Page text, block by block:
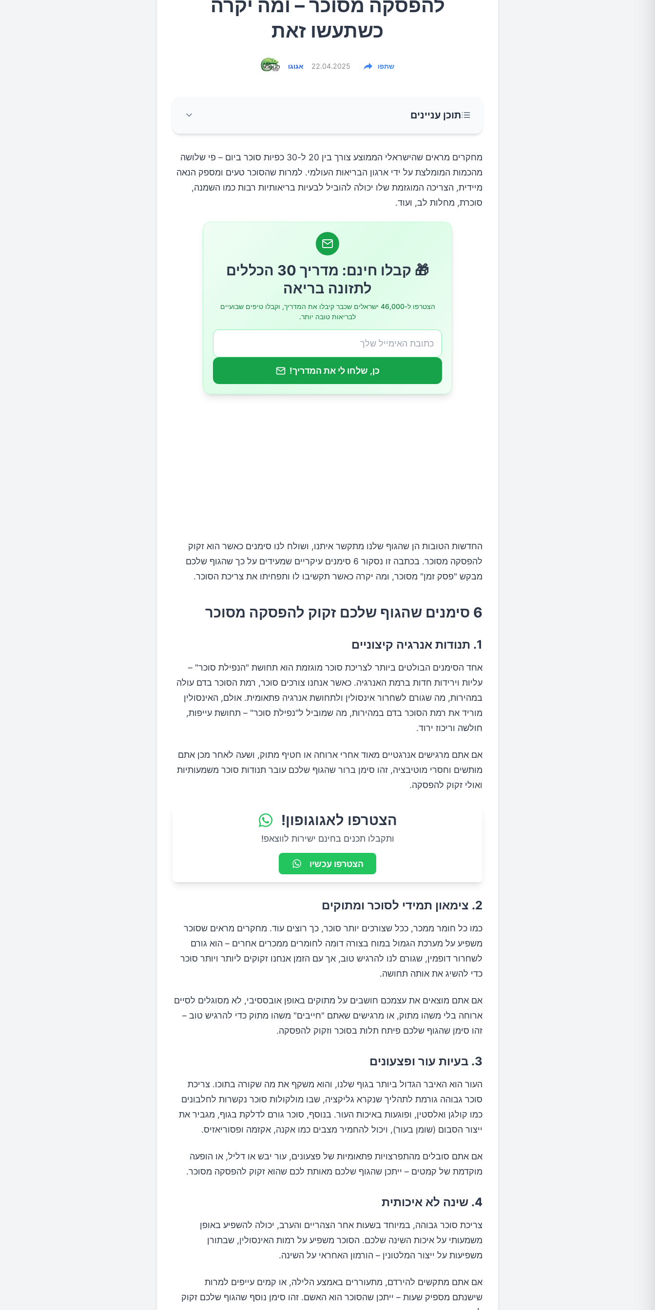
להפסקה מסוכר – ומה יקרה
כשתעשו זאת
אגוגו 22.04.2025 שתפו
תוכן עניינים
6 סימנים שהגוף שלכם זקוק להפסקה מסוכר
2. צימאון תמידי לסוכר ומתוקים
3. בעיות עור ופצעונים
מה יקרה כשתפחיתו צריכת סוכר?
מחקרים מראים שהישראלי הממוצע צורך בין 20 ל-30 כפיות סוכר ביום – פי שלושה
מהכמות המומלצת על ידי ארגון הבריאות העולמי. למרות שהסוכר טעים ומספק הנאה
מיידית, הצריכה המוגזמת שלו יכולה להוביל לבעיות בריאותיות רבות כמו השמנה,
סוכרת, מחלות לב, ועוד.
🎁 קבלו חינם: מדריך 30 הכללים
לתזונה בריאה
הצטרפו ל-46,000 ישראלים שכבר קיבלו את המדריך, וקבלו טיפים שבועיים
לבריאות טובה יותר.
כן, שלחו לי את המדריך!
החדשות הטובות הן שהגוף שלנו מתקשר איתנו, ושולח לנו סימנים כאשר הוא זקוק
להפסקה מסוכר. בכתבה זו נסקור 6 סימנים עיקריים שמעידים על כך שהגוף שלכם
מבקש "פסק זמן" מסוכר, ומה יקרה כאשר תקשיבו לו ותפחיתו את צריכת הסוכר.
6 סימנים שהגוף שלכם זקוק להפסקה מסוכר
1. תנודות אנרגיה קיצוניים
אחד הסימנים הבולטים ביותר לצריכת סוכר מוגזמת הוא תחושת "הנפילת סוכר" –
עליות וירידות חדות ברמת האנרגיה. כאשר אנחנו צורכים סוכר, רמת הסוכר בדם עולה
במהירות, מה שגורם לשחרור אינסולין ולתחושת אנרגיה פתאומית. אולם, האינסולין
מוריד את רמת הסוכר בדם במהירות, מה שמוביל ל"נפילת סוכר" – תחושת עייפות,
חולשה וריכוז ירוד.
אם אתם מרגישים אנרגטיים מאוד אחרי ארוחה או חטיף מתוק, ושעה לאחר מכן אתם
מותשים וחסרי מוטיבציה, זהו סימן ברור שהגוף שלכם עובר תנודות סוכר משמעותיות
ואולי זקוק להפסקה.
הצטרפו לאגוגופון!
ותקבלו תכנים בחינם ישירות לווצאפ!
הצטרפו עכשיו
2. צימאון תמידי לסוכר ומתוקים
כמו כל חומר ממכר, ככל שצורכים יותר סוכר, כך רוצים עוד. מחקרים מראים שסוכר
משפיע על מערכת הגמול במוח בצורה דומה לחומרים ממכרים אחרים – הוא גורם
לשחרור דופמין, שגורם לנו להרגיש טוב, אך עם הזמן אנחנו זקוקים ליותר ויותר סוכר
כדי להשיג את אותה תחושה.
אם אתם מוצאים את עצמכם חושבים על מתוקים באופן אובססיבי, לא מסוגלים לסיים
ארוחה בלי משהו מתוק, או מרגישים שאתם "חייבים" משהו מתוק כדי להרגיש טוב –
זהו סימן שהגוף שלכם פיתח תלות בסוכר וזקוק להפסקה.
3. בעיות עור ופצעונים
העור הוא האיבר הגדול ביותר בגוף שלנו, והוא משקף את מה שקורה בתוכו. צריכת
סוכר גבוהה גורמת לתהליך שנקרא גליקציה, שבו מולקולות סוכר נקשרות לחלבונים
כמו קולגן ואלסטין, ופוגעות באיכות העור. בנוסף, סוכר גורם לדלקת בגוף, מגביר את
ייצור הסבום (שומן בעור), ויכול להחמיר מצבים כמו אקנה, אקזמה ופסוריאזיס.
אם אתם סובלים מהתפרצויות פתאומיות של פצעונים, עור יבש או דליל, או הופעה
מוקדמת של קמטים – ייתכן שהגוף שלכם מאותת לכם שהוא זקוק להפסקה מסוכר.
4. שינה לא איכותית
צריכת סוכר גבוהה, במיוחד בשעות אחר הצהריים והערב, יכולה להשפיע באופן
משמעותי על איכות השינה שלכם. הסוכר משפיע על רמות האינסולין, שבתורן
משפיעות על ייצור המלטונין – הורמון האחראי על השינה.
אם אתם מתקשים להירדם, מתעוררים באמצע הלילה, או קמים עייפים למרות
שישנתם מספיק שעות – ייתכן שהסוכר הוא האשם. זהו סימן נוסף שהגוף שלכם זקוק